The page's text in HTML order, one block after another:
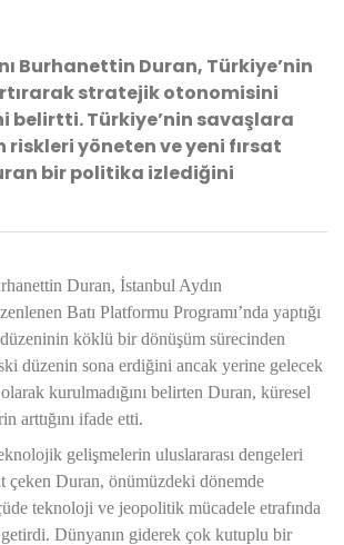
Burhanettin Duran, Türkiye’nin
stratejik otonomisini
belirtti. Türkiye’nin savaşlara
yöneten ve yeni fırsat
bir politika izlediğini
Duran, İstanbul Aydın
Batı Platformu Programı’nda yaptığı
köklü bir dönüşüm sürecinden
düzenin sona erdiğini ancak yerine gelecek
kurulmadığını belirten Duran, küresel
arttığını ifade etti.
gelişmelerin uluslararası dengeleri
çeken Duran, önümüzdeki dönemde
teknoloji ve jeopolitik mücadele etrafında
Dünyanın giderek çok kutuplu bir